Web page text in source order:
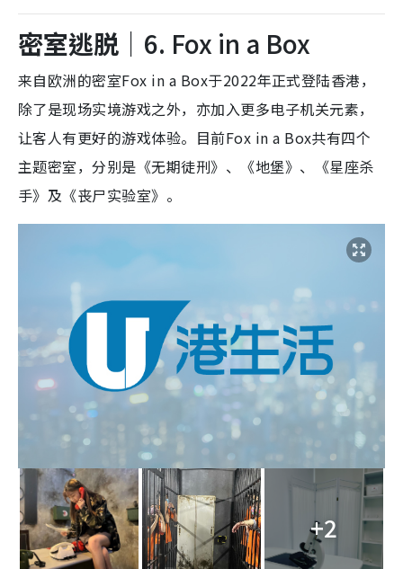
密室逃脱 ｜6. Fox in a Box
来自欧洲的密室Fox in a Box于2022年正式登陆香港，
除了是现场实境游戏之外，亦加入更多电子机关元素，
让客人有更好的游戏体验。目前Fox in a Box共有四个
主题密室，分别是《无期徒刑》、《地堡》、《星座杀
手》及《丧尸实验室》。
+2